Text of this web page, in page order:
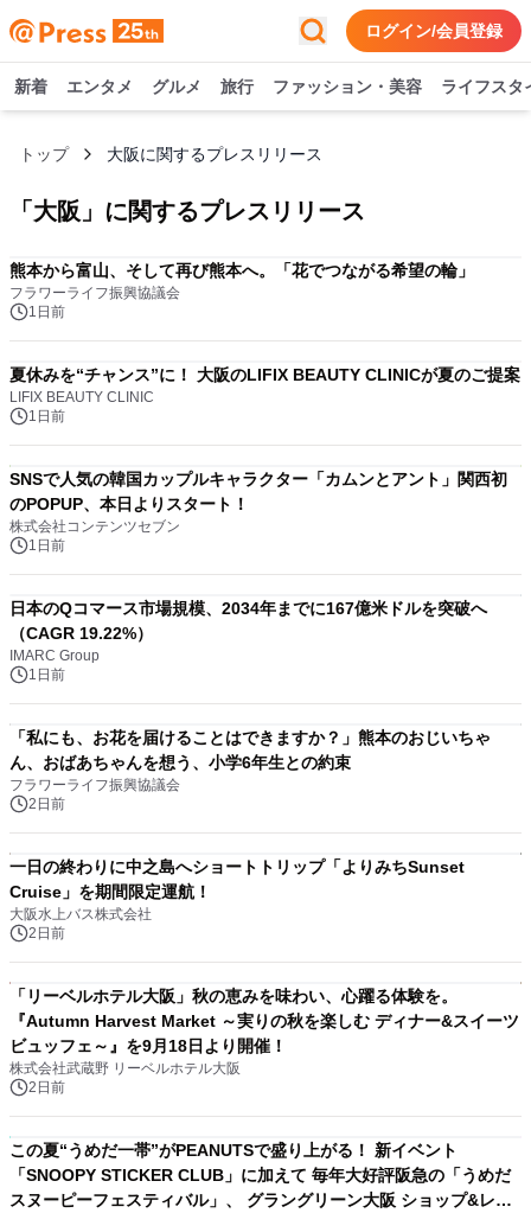
ログイン/会員登録
新着 エンタメ グルメ 旅行 ファッション・美容 ライフスタ
トップ 大阪に関するプレスリリース
「 大阪 」に関するプレスリリース
熊本から富山、そして再び熊本へ。「花でつながる希望の輪」
フラワーライフ振興協議会
1日前
夏休みを“チャンス”に！ 大阪のLIFIX BEAUTY CLINICが夏のご提案
LIFIX BEAUTY CLINIC
1日前
SNSで人気の韓国カップルキャラクター「カムンとアント」関西初
のPOPUP、本日よりスタート！
株式会社コンテンツセブン
1日前
日本のQコマース市場規模、2034年までに167億米ドルを突破へ
（CAGR 19.22%）
IMARC Group
1日前
「私にも、お花を届けることはできますか？」熊本のおじいちゃ
ん、おばあちゃんを想う、小学6年生との約束
フラワーライフ振興協議会
2日前
一日の終わりに中之島へショートトリップ「よりみちSunset
Cruise」を期間限定運航！
大阪水上バス株式会社
2日前
「リーベルホテル大阪」秋の恵みを味わい、心躍る体験を。
『Autumn Harvest Market ～実りの秋を楽しむ ディナー&スイーツ
ビュッフェ～』を9月18日より開催！
株式会社武蔵野 リーベルホテル大阪
2日前
この夏“うめだ一帯”がPEANUTSで盛り上がる！ 新イベント
「SNOOPY STICKER CLUB」に加えて 毎年大好評阪急の「うめだ
スヌーピーフェスティバル」、 グラングリーン大阪 ショップ&レス